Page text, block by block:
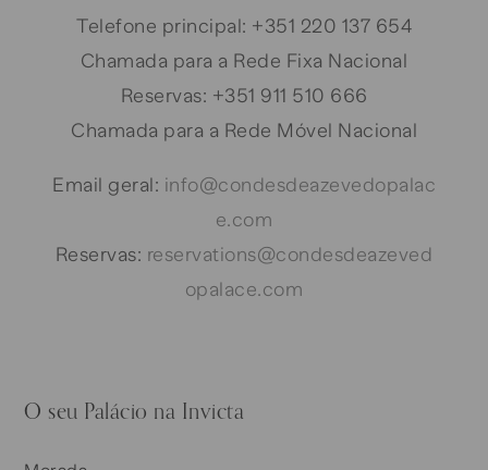
Telefone principal: +351 220 137 654
Chamada para a Rede Fixa Nacional
Reservas: +351 911 510 666
Chamada para a Rede Móvel Nacional
Email geral: info@condesdeazevedopalac
e.com
Reservas: reservations@condesdeazeved
opalace.com
O seu Palácio na Invicta